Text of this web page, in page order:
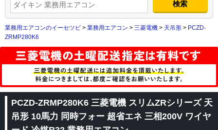
業務用エアコンのイーセツビ > 業務用エアコン > 三菱電機 > 天吊形 > PCZD-
ZRMP280K6
PCZD-ZRMP280K6 三菱電機 スリムZRシリーズ 天
吊形 10馬力 同時フォー 超省エネ 三相200V ワイヤ